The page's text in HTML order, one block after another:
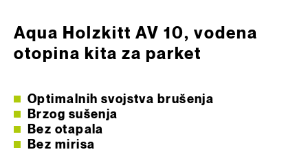
Aqua Holzkitt AV 10, vodena
otopina kita za parket
Optimalnih svojstva brušenja
Brzog sušenja
Bez otapala
Bez mirisa